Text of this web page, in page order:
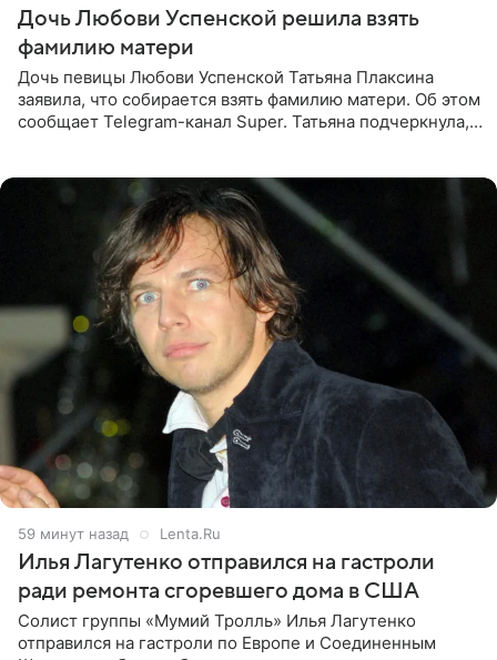
Дочь Любови Успенской решила взять
фамилию матери
Дочь певицы Любови Успенской Татьяна Плаксина
заявила, что собирается взять фамилию матери. Об этом
сообщает Telegram-канал Super. Татьяна подчеркнула,
59 минут назад Lenta.Ru
Илья Лагутенко отправился на гастроли
ради ремонта сгоревшего дома в США
Солист группы «Мумий Тролль» Илья Лагутенко
отправился на гастроли по Европе и Соединенным